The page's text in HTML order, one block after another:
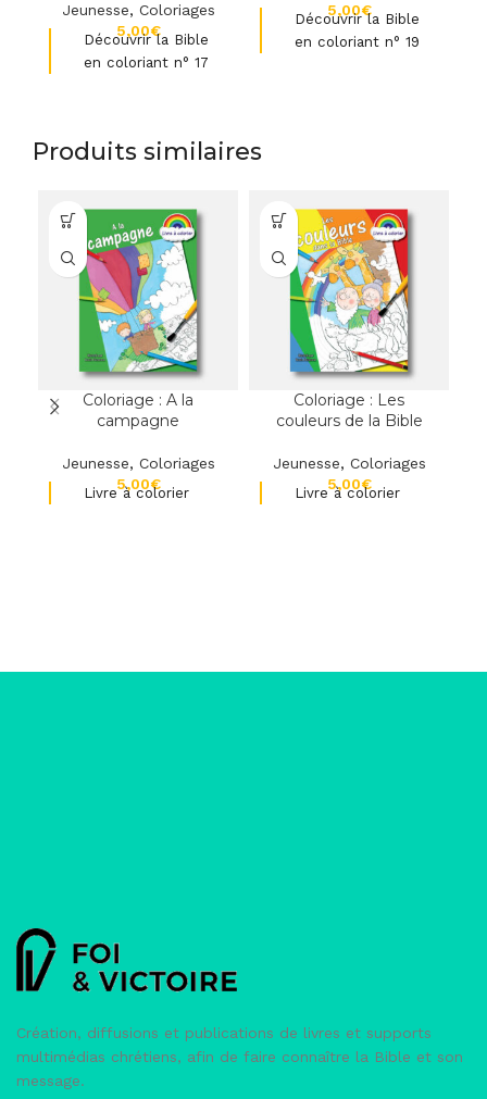
Jeunesse, Coloriages
€
Découvrir la Bible
en coloriant n° 17
€
Découvrir la Bible
en coloriant n° 19
Produits similaires
Coloriage : A la
campagne
Jeunesse, Coloriages
€
Livre à colorier
Coloriage : Les
couleurs de la Bible
Jeunesse, Coloriages
€
Livre à colorier
Création, diffusions et publications de livres et supports
multimédias chrétiens, afin de faire connaître la Bible et son
message.